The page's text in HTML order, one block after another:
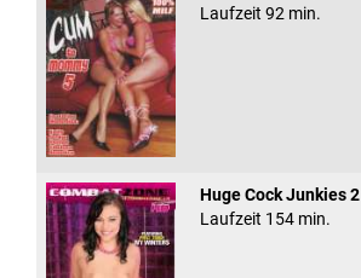
Laufzeit 92 min.
Huge Cock Junkies 2
Laufzeit 154 min.